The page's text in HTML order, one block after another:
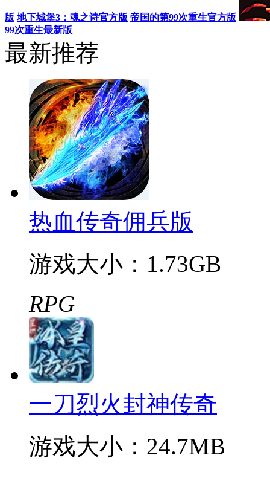
地下城堡3：魂之诗官方版 帝国的第99次重生官方版
99次重生最新版
最新推荐
热血传奇佣兵版
游戏大小：1.73GB
RPG